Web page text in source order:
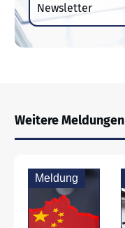
Newsletter
Weitere Meldungen
Meldung